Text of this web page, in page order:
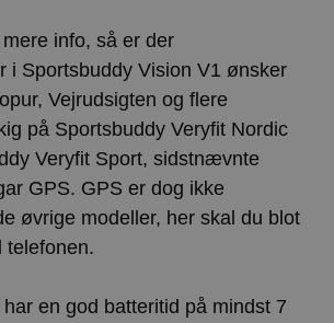
info, så er der
i Sportsbuddy Vision V1 ønsker
Vejrudsigten og flere
på Sportsbuddy Veryfit Nordic
Veryfit Sport, sidstnævnte
GPS. GPS er dog ikke
øvrige modeller, her skal du blot
telefonen.
en god batteritid på mindst 7